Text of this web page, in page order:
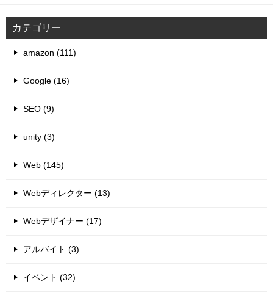
カテゴリー
amazon (111)
Google (16)
SEO (9)
unity (3)
Web (145)
Webディレクター (13)
Webデザイナー (17)
アルバイト (3)
イベント (32)